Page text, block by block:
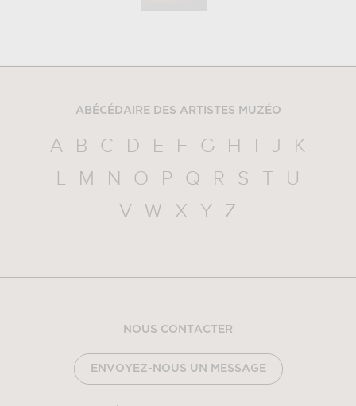
ABÉCÉDAIRE DES ARTISTES MUZÉO
A B C D E F G H J
K
L
M N O P Q R S
U
V
W X Y Z
NOUS CONTACTER
ENVOYEZ-NOUS UN MESSAGE